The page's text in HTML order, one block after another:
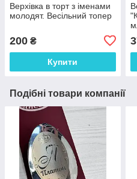
Верхівка в торт з іменами
молодят. Весільний топер
200 ₴
Купити
Подібні товари компанії